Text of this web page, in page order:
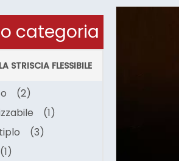
categoria
STRISCIA FLESSIBILE
(2)
(1)
(3)
(1)